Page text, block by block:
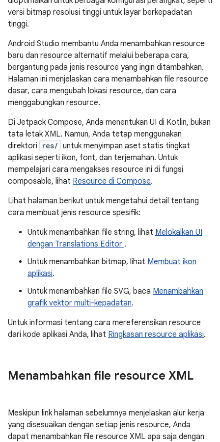
versi bitmap resolusi tinggi untuk layar berkepadatan
tinggi.
Android Studio membantu Anda menambahkan resource
baru dan resource alternatif melalui beberapa cara,
bergantung pada jenis resource yang ingin ditambahkan.
Halaman ini menjelaskan cara menambahkan file resource
dasar, cara mengubah lokasi resource, dan cara
menggabungkan resource.
Di Jetpack Compose, Anda menentukan UI di Kotlin, bukan
tata letak XML. Namun, Anda tetap menggunakan
direktori
res/ untuk menyimpan aset statis tingkat
aplikasi seperti ikon, font, dan terjemahan. Untuk
mempelajari cara mengakses resource ini di fungsi
composable, lihat Resource di Compose.
Lihat halaman berikut untuk mengetahui detail tentang
cara membuat jenis resource spesifik:
Untuk menambahkan file string, lihat Melokalkan UI
dengan Translations Editor .
Untuk menambahkan bitmap, lihat Membuat ikon
aplikasi.
Untuk menambahkan file SVG, baca Menambahkan
grafik vektor multi-kepadatan.
Untuk informasi tentang cara mereferensikan resource
dari kode aplikasi Anda, lihat Ringkasan resource aplikasi.
Menambahkan file resource XML
Meskipun link halaman sebelumnya menjelaskan alur kerja
yang disesuaikan dengan setiap jenis resource, Anda
dapat menambahkan file resource XML apa saja dengan